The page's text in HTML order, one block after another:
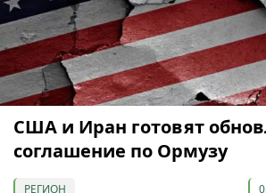
США и Иран готовят
соглашение по Ормузу
РЕГИОН